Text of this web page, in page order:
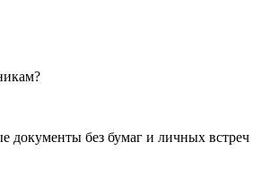
документы без бумаг и личных встреч